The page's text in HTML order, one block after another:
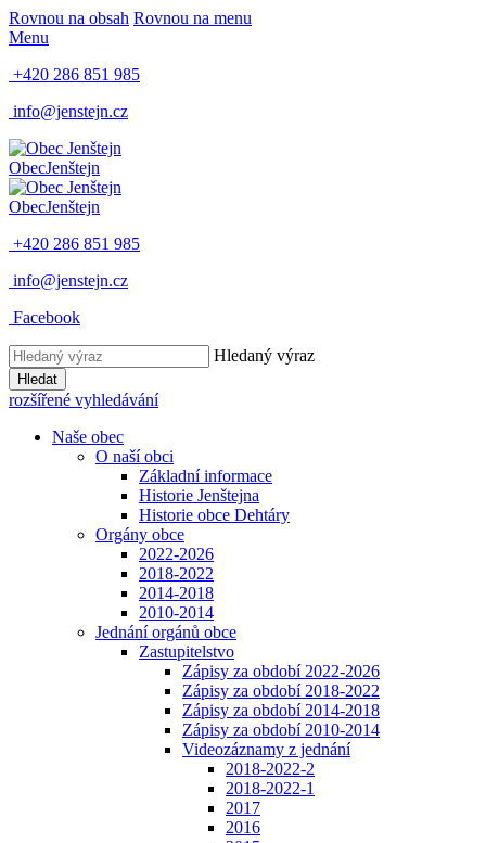
Rovnou na obsah Rovnou na menu
Menu
+420 286 851 985
info@jenstejn.cz
ObecJenštejn
ObecJenštejn
+420 286 851 985
info@jenstejn.cz
Facebook
Hledaný výraz
Hledat
rozšířené vyhledávání
Naše obec
O naší obci
Základní informace
Historie Jenštejna
Historie obce Dehtáry
Orgány obce
2022-2026
2018-2022
2014-2018
2010-2014
Jednání orgánů obce
Zastupitelstvo
Zápisy za období 2022-2026
Zápisy za období 2018-2022
Zápisy za období 2014-2018
Zápisy za období 2010-2014
Videozáznamy z jednání
2018-2022-2
2018-2022-1
2017
2016